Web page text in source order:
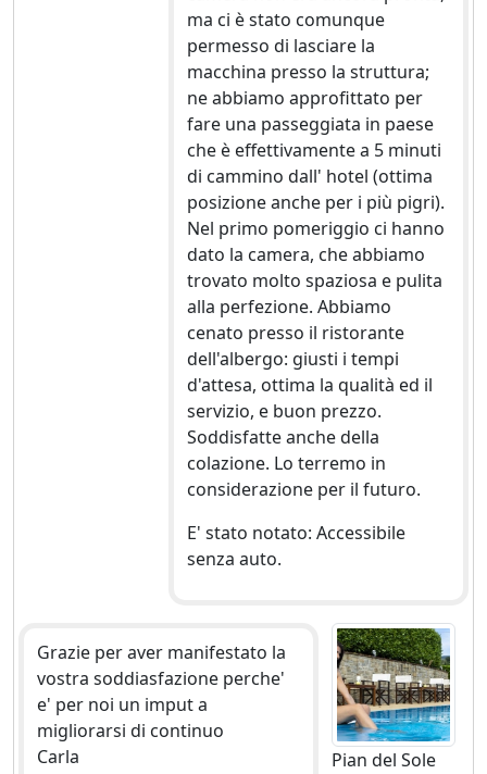
ma ci è stato comunque
permesso di lasciare la
macchina presso la struttura;
ne abbiamo approfittato per
fare una passeggiata in paese
che è effettivamente a 5 minuti
di cammino dall' hotel (ottima
posizione anche per i più pigri).
Nel primo pomeriggio ci hanno
dato la camera, che abbiamo
trovato molto spaziosa e pulita
alla perfezione. Abbiamo
cenato presso il ristorante
dell'albergo: giusti i tempi
d'attesa, ottima la qualità ed il
servizio, e buon prezzo.
Soddisfatte anche della
colazione. Lo terremo in
considerazione per il futuro.
E' stato notato: Accessibile
senza auto.
Grazie per aver manifestato la
vostra soddiasfazione perche'
e' per noi un imput a
migliorarsi di continuo
Carla
Pian del Sole